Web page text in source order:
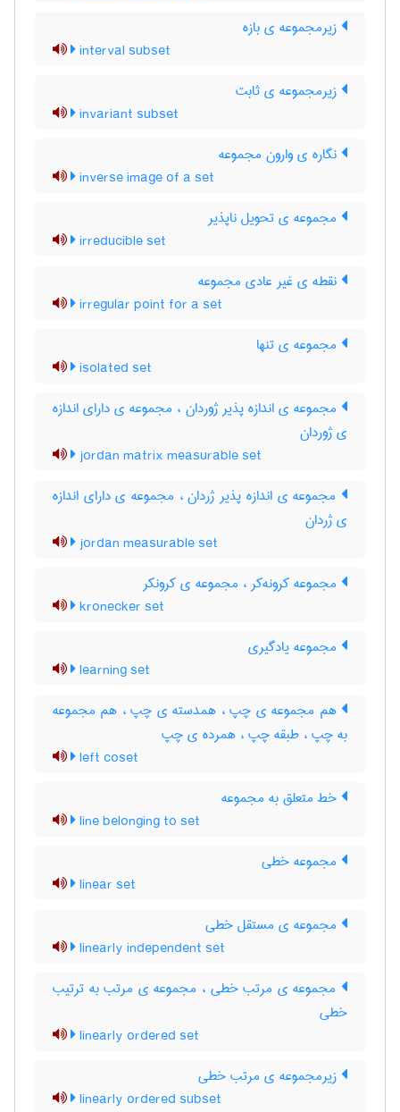
زیرمجموعه ی بازه
interval subset
زیرمجموعه ی ثابت
invariant subset
نگاره ی وارون مجموعه
inverse image of a set
مجموعه ی تحویل ناپذیر
irreducible set
نقطه ی غیر عادی مجموعه
irregular point for a set
مجموعه ی تنها
isolated set
مجموعه ی اندازه پذیر ژوردان ، مجموعه ی دارای اندازه
ی ژوردان
jordan matrix measurable set
مجموعه ی اندازه پذیر ژردان ، مجموعه ی دارای اندازه
ی ژردان
jordan measurable set
مجموعه کرونه‌کر ، مجموعه ی کرونکر
kronecker set
مجموعه یادگیری
learning set
هم مجموعه ی چپ ، همدسته ی چپ ، هم مجموعه
به چپ ، طبقه چپ ، همرده ی چپ
left coset
خط متعلق به مجموعه
line belonging to set
مجموعه خطی
linear set
مجموعه ی مستقل خطی
linearly independent set
مجموعه ی مرتب خطی ، مجموعه ی مرتب به ترتیب
خطی
linearly ordered set
زیرمجموعه ی مرتب خطی
linearly ordered subset